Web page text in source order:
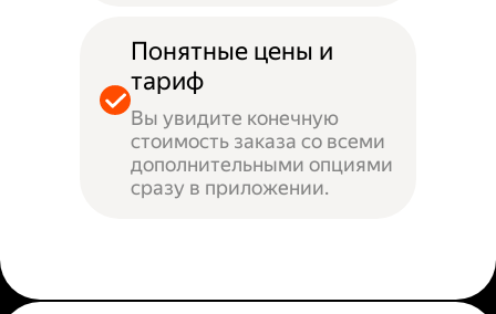
Понятные цены и
тариф
Вы увидите конечную
стоимость заказа со всеми
дополнительными опциями
сразу в приложении.